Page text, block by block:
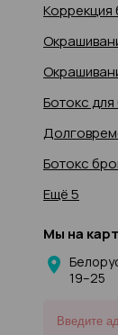
Коррекция
Ботокс
Ботокс
Ещё 5
Мы на
19–25